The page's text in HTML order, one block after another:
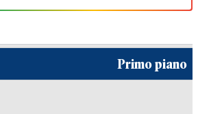
Primo piano